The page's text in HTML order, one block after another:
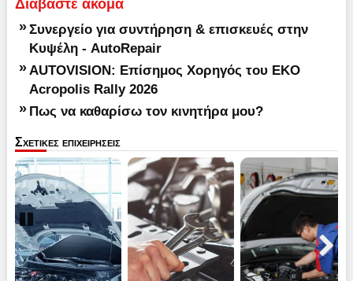
Διαβάστε ακόμα
» Συνεργείο για συντήρηση & επισκευές στην
Κυψέλη - AutoRepair
» AUTOVISION: Επίσημος Χορηγός του EKO
Acropolis Rally 2026
» Πως να καθαρίσω τον κινητήρα μου?
Σχετικες επιχειρησεις
Next
Pause